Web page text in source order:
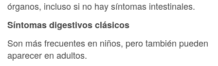
órganos, incluso si no hay síntomas intestinales.
Síntomas digestivos clásicos
Son más frecuentes en niños, pero también pueden
aparecer en adultos.